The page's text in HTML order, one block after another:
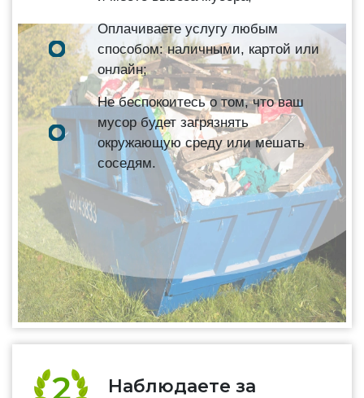
Оплачиваете услугу любым
способом: наличными, картой или
онлайн;
Не беспокоитесь о том, что ваш
мусор будет загрязнять
окружающую среду или мешать
соседям.
Наблюдаете за